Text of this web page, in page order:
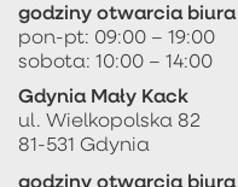
godziny otwarcia biura
pon-pt: 09:00 – 19:00
sobota: 10:00 – 14:00
Gdynia Mały Kack
ul. Wielkopolska 82
81-531 Gdynia
godziny otwarcia biura